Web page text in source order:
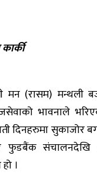
मन (रासम) मन्थली
भावनाले
सुकाजोर
फुडबैंक संचालनदेखि
।